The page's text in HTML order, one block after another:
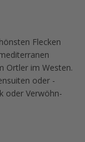
Flecken
Ortler im Westen.
oder -
oder Verwöhn-